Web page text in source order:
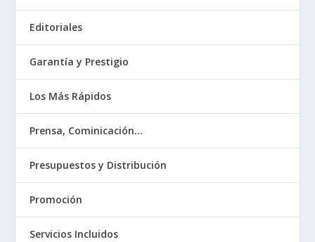
Editoriales
Garantía y Prestigio
Los Más Rápidos
Prensa, Cominicación…
Presupuestos y Distribución
Promoción
Servicios Incluidos